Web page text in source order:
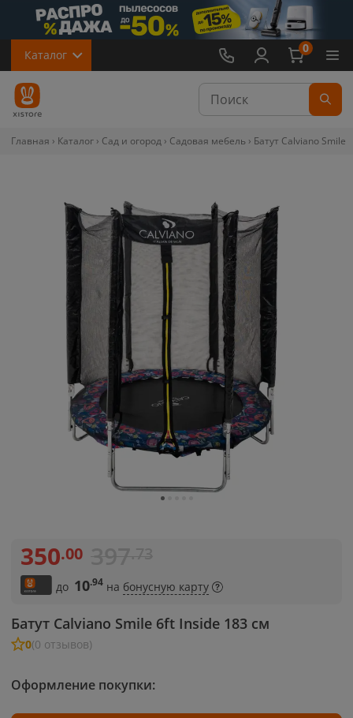
Каталог 0
Главная Каталог Сад и огород Садовая мебель Батут Calviano Smile
Батут Calviano Smile 6ft Inside 183 см
0(0 отзывов)
350.00
до 10.94 на бонусную карту
Оформление покупки: